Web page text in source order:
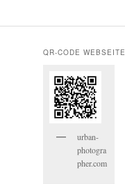
QR-CODE WEBSEITE
urban-
photogra
pher.com